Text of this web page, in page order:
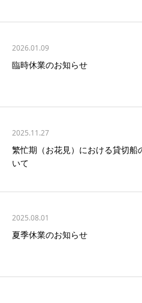
2026.01.09
臨時休業のお知らせ
2025.11.27
繁忙期（お花見）における貸切船
いて
2025.08.01
夏季休業のお知らせ